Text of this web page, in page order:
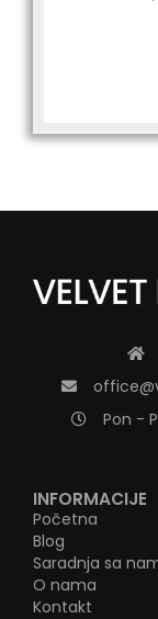
Pon -
INFORMACIJE
Početna
Blog
Saradnja sa
O nama
Kontakt